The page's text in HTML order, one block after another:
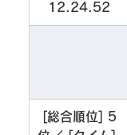
12.24.52
[総合順位] 5